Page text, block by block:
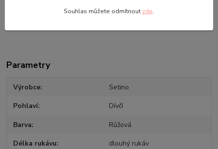
Odstíny barev u fotografií nemusí zcela odpovídat skutečnosti.
Parametry
Výrobce Setino
Pohlaví Dívčí
Barva Růžová
Délka rukávu dlouhý rukáv
Souhlas můžete odmítnout zde.